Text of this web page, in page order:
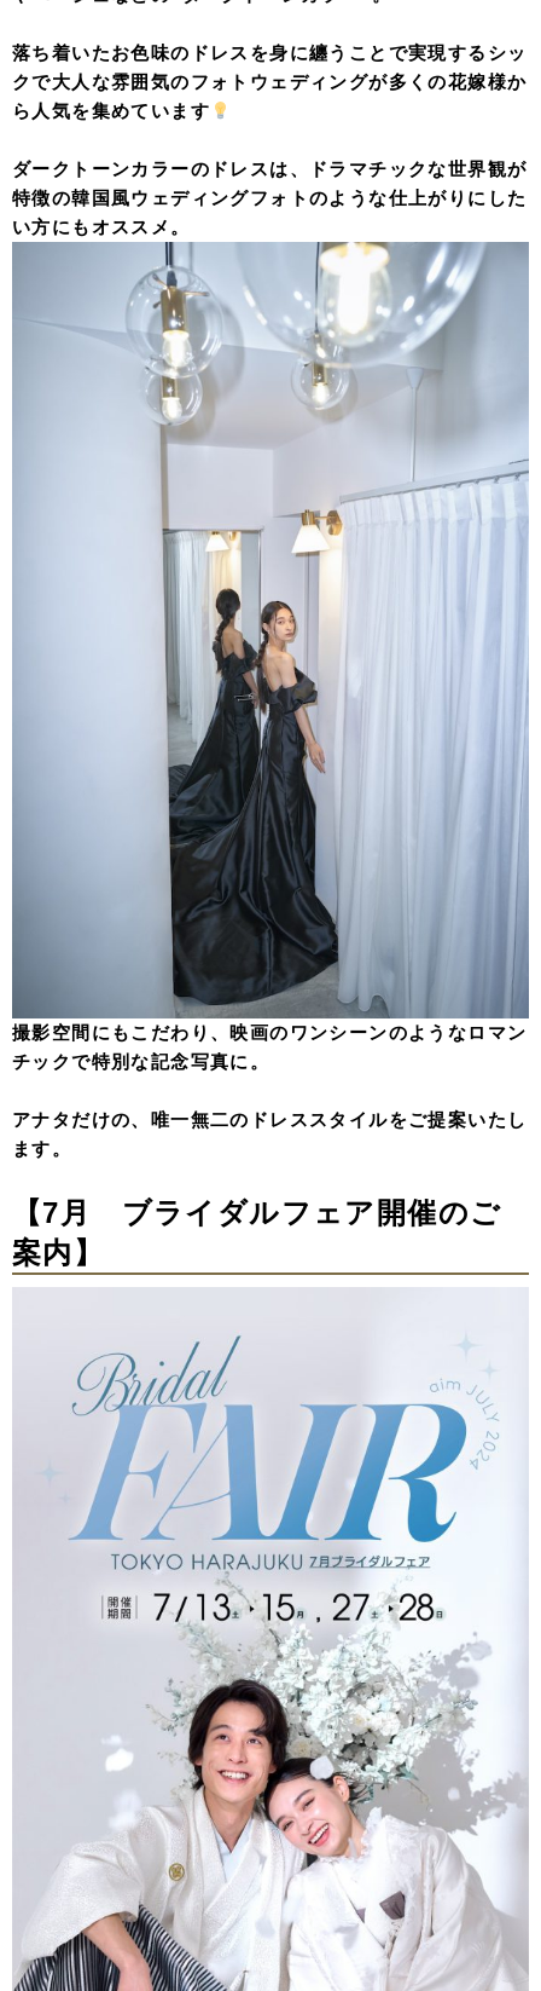
落ち着いたお色味のドレスを身に纏うことで実現するシッ
クで大人な雰囲気のフォトウェディングが多くの花嫁様か
ら人気を集めています
ダークトーンカラーのドレスは、ドラマチックな世界観が
特徴の韓国風ウェディングフォトのような仕上がりにした
い方にもオススメ。
撮影空間にもこだわり、映画のワンシーンのようなロマン
チックで特別な記念写真に。
アナタだけの、唯一無二のドレススタイルをご提案いたし
ます。
【7 月 ブライダルフェア開催のご
案内 】